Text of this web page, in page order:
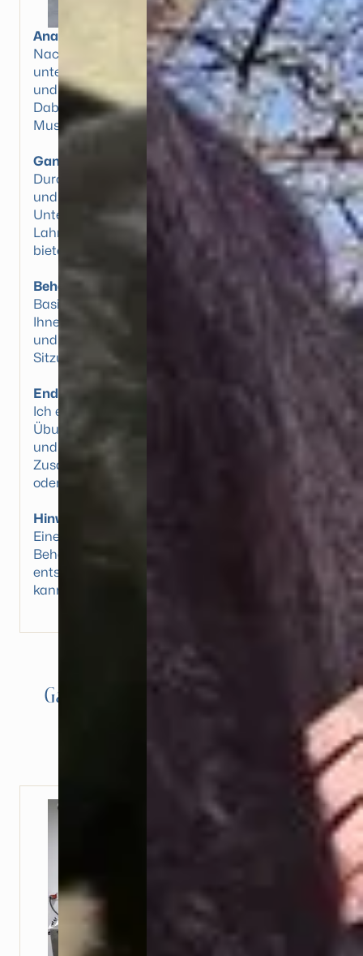
Anamnese & Untersuchung
Nach der Aufnahme aller relevanten Daten
untersuche ich Ihr Tier auf muskuläre, skelettale
und fasziale Auffälligkeiten.
Dabei überprüfe ich Gelenkbeweglichkeit,
Muskelspannung und mögliche Blockaden.
Ganganalyse
Durch eine Bewegungsanalyse im Schritt, Trab
und Galopp, idealerweise auf verschiedenen
Untergründen, erkenne ich Fehlbelastungen,
Lahmheiten oder Haltungsschäden. Beim Pferd
bietet sich eine Beurteilung unter dem Reiter an.
Behandlung & Therapieplan
Basierend auf den Befunden bespreche ich mit
Ihnen individuell geeignete Therapiemethoden
und starte direkt mit der Behandlung. Die erste
Sitzung dauert ca. eine Stunde.
Endbesprechung & Nachbetreuung
Ich erkläre Ihnen meine Befunde, gebe gezielte
Übungen zur Unterstützung der Therapie mit
und bespreche gegebenenfalls die
Zusammenarbeit mit Tierärzten, Hufschmieden
oder Tierheilpraktikern.
Hinweis für Großtierpatienten
Eine ruhige Umgebung während der
Behandlung ist essenziell, damit sich das Tier
entspannen und die Therapie optimal wirken
kann.
Ganzheitliche Therapieansätze für